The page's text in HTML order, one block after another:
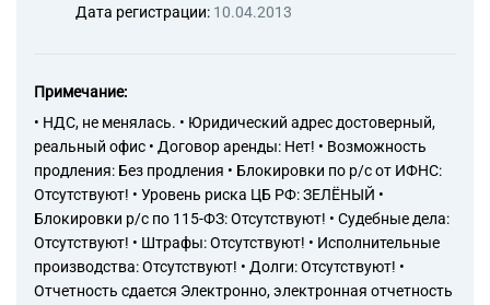
Дата регистрации: 10.04.2013
Примечание:
• НДС, не менялась. • Юридический адрес достоверный,
реальный офис • Договор аренды: Нет! • Возможность
продления: Без продления • Блокировки по р/с от ИФНС:
Отсутствуют! • Уровень риска ЦБ РФ: ЗЕЛЁНЫЙ •
Блокировки р/с по 115-ФЗ: Отсутствуют! • Судебные дела:
Отсутствуют! • Штрафы: Отсутствуют! • Исполнительные
производства: Отсутствуют! • Долги: Отсутствуют! •
Отчетность сдается Электронно, электронная отчетность